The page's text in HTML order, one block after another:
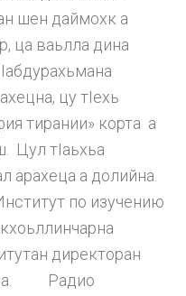
шен даймохк а
ца ваьлла дина
цу тIехь
тирании» корта а
Цул тIаьхьа
арахеца а долийна.
по изучению
директоран
иза. Радио